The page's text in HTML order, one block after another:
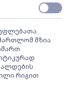
უფლებათა
მზია
რიგით